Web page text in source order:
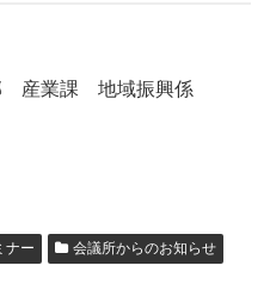
産業課 地域振興係
ナー 会議所からのお知らせ